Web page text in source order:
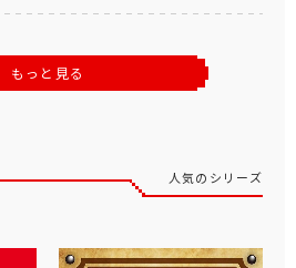
もっと見る
人気のシリーズ